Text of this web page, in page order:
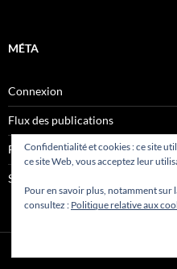
MÉTA
Connexion
Flux des publications
Flux des commentaires
Site de WordPress-FR
Confidentialité et cookies : ce site
ce site Web, vous acceptez leur
Pour en savoir plus, notamment sur
consultez : Politique relative aux